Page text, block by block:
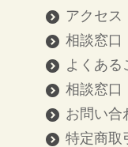
アクセス
相談窓口
よくある
相談窓口
お問い合
特定商取